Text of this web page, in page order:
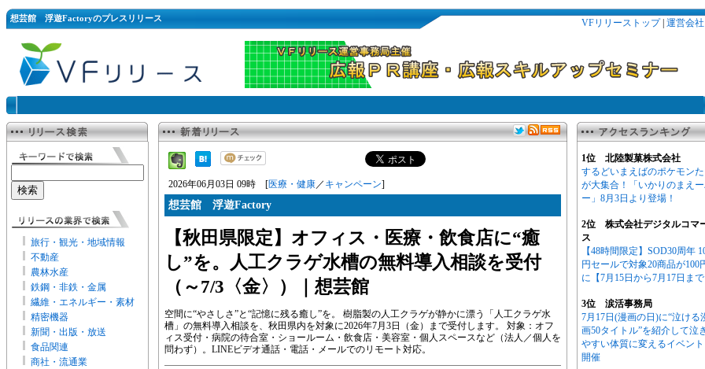
想芸館 浮遊Factoryのプレスリリース VFリリーストップ| 運営会社
旅行・観光・地域情報
不動産
農林水産
鉄鋼・非鉄・金属
繊維・エネルギー・素材
精密機器
新聞・出版・放送
食品関連
商社・流通業
2026年06月03日 09時 [医療・健康／ キャンペーン]
想芸館 浮遊Factory
【秋田県限定】オフィス・医療・飲食店に“癒
し”を。人工クラゲ水槽の無料導入相談を受付
（～7/3〈金〉）｜想芸館
空間に“やさしさ”と“記憶に残る癒し”を。 樹脂製の人工クラゲが静かに漂う「人工クラゲ水
槽」の無料導入相談を、秋田県内を対象に2026年7月3日（金）まで受付します。 対象：オフ
ィス受付・病院の待合室・ショールーム・飲食店・美容室・個人スペースなど（法人／個人を
問わず）。LINEビデオ通話・電話・メールでのリモート対応。
1位 北陸製菓株式会社
するどいまえばのポケモン
が大集合！「いかりのまえ
ー」8月3日より登場！
2位 株式会社デジタルコマ
ス
【48時間限定】SOD30周年
円セールで対象20商品が100
に【7月15日から7月17日まで
3位 涙活事務局
7月17日(漫画の日)に“泣ける
画50タイトル”を紹介して泣
やすい体質に変えるイベン
開催